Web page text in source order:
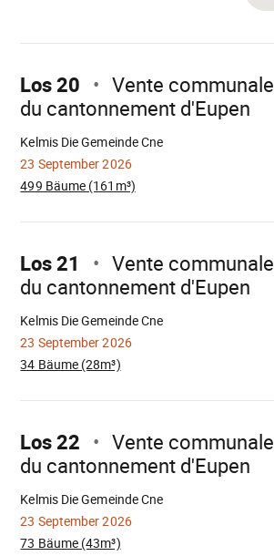
Mach
Los 20
Vente communale
du cantonnement d'Eupen
23 September 2026
Kelmis Die Gemeinde Cne
499 Bäume (161m³)
Wird
Mach
Los 21
Vente communale
du cantonnement d'Eupen
23 September 2026
Kelmis Die Gemeinde Cne
34 Bäume (28m³)
Wird
Mach
Los 22
Vente communale
du cantonnement d'Eupen
23 September 2026
Kelmis Die Gemeinde Cne
73 Bäume (43m³)
Wird